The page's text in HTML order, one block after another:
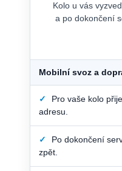
Kolo u vás
a po dokončení
Mobilní svoz a
✓
Pro vaše kolo
adresu.
✓
Po dokončení
zpět.